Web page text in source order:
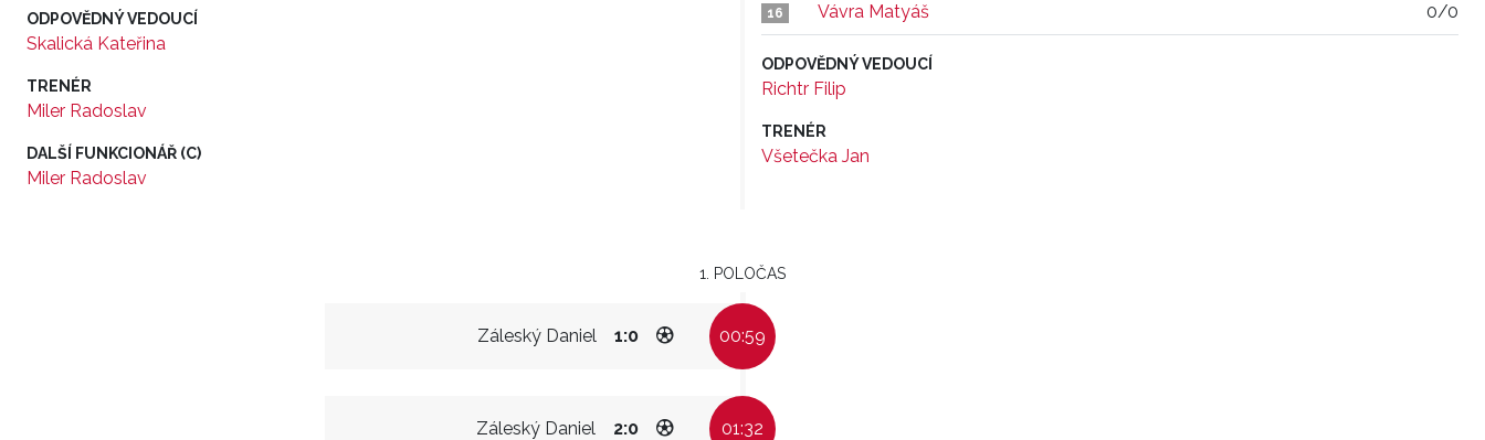
ODPOVĚDNÝ VEDOUCÍ
Skalická Kateřina
TRENÉR
Miler Radoslav
DALŠÍ FUNKCIONÁŘ (C)
Miler Radoslav
16 Vávra Matyáš 0/0
ODPOVĚDNÝ VEDOUCÍ
Richtr Filip
TRENÉR
Všetečka Jan
1. POLOČAS
Záleský Daniel 1:0 00:59
Záleský Daniel 2:0 01:32